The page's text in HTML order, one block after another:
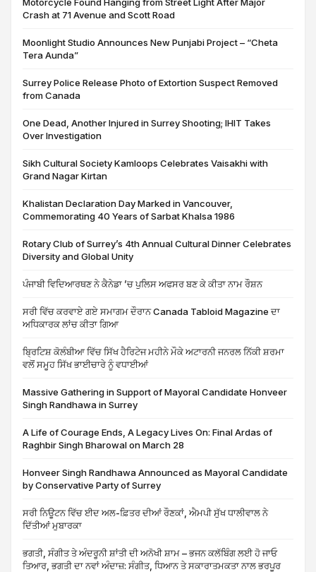
Crash at 71 Avenue and Scott Road
Moonlight Studio Announces New Punjabi Project – “Cheta
Tera Aunda”
Surrey Police Release Photo of Extortion Suspect Removed
from Canada
One Dead, Another Injured in Surrey Shooting; IHIT Takes
Over Investigation
Sikh Cultural Society Kamloops Celebrates Vaisakhi with
Grand Nagar Kirtan
Khalistan Declaration Day Marked in Vancouver,
Commemorating 40 Years of Sarbat Khalsa 1986
Rotary Club of Surrey’s 4th Annual Cultural Dinner Celebrates
Diversity and Global Unity
ਪੰਜਾਬੀ ਵਿਦਿਆਰਥਣ ਨੇ ਕੈਨੇਡਾ ’ਚ ਪੁਲਿਸ ਅਫਸਰ ਬਣ ਕੇ ਕੀਤਾ ਨਾਮ ਰੌਸ਼ਨ
ਸਰੀ ਵਿੱਚ ਕਰਵਾਏ ਗਏ ਸਮਾਗਮ ਦੌਰਾਨ Canada Tabloid Magazine ਦਾ
ਅਧਿਕਾਰਕ ਲਾਂਚ ਕੀਤਾ ਗਿਆ
ਬ੍ਰਿਟਿਸ਼ ਕੋਲੰਬੀਆ ਵਿੱਚ ਸਿੱਖ ਹੈਰਿਟੇਜ ਮਹੀਨੇ ਮੌਕੇ ਅਟਾਰਨੀ ਜਨਰਲ ਨਿੱਕੀ ਸ਼ਰਮਾ
ਵਲੋਂ ਸਮੂਹ ਸਿੱਖ ਭਾਈਚਾਰੇ ਨੂੰ ਵਧਾਈਆਂ
Massive Gathering in Support of Mayoral Candidate Honveer
Singh Randhawa in Surrey
A Life of Courage Ends, A Legacy Lives On: Final Ardas of
Raghbir Singh Bharowal on March 28
Honveer Singh Randhawa Announced as Mayoral Candidate
by Conservative Party of Surrey
ਸਰੀ ਨਿਊਟਨ ਵਿੱਚ ਈਦ ਅਲ-ਫ਼ਿਤਰ ਦੀਆਂ ਰੌਣਕਾਂ, ਐਮਪੀ ਸੁੱਖ ਧਾਲੀਵਾਲ ਨੇ
ਦਿੱਤੀਆਂ ਮੁਬਾਰਕਾ
ਭਗਤੀ, ਸੰਗੀਤ ਤੇ ਅੰਦਰੂਨੀ ਸ਼ਾਂਤੀ ਦੀ ਅਨੋਖੀ ਸ਼ਾਮ – ਭਜਨ ਕਲੱਬਿੰਗ ਲਈ ਹੋ ਜਾਓ
ਤਿਆਰ, ਭਗਤੀ ਦਾ ਨਵਾਂ ਅੰਦਾਜ਼: ਸੰਗੀਤ, ਧਿਆਨ ਤੇ ਸਕਾਰਾਤਮਕਤਾ ਨਾਲ ਭਰਪੂਰ